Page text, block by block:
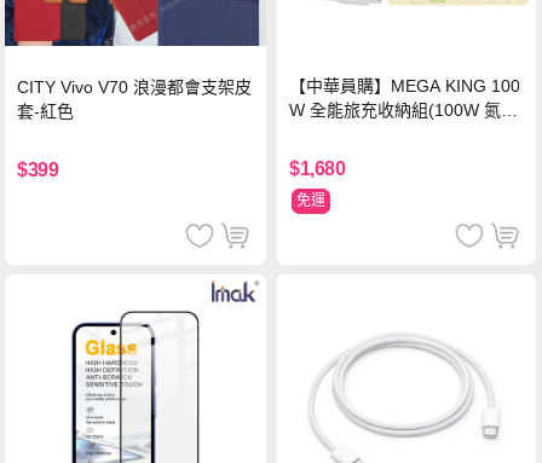
CITY Vivo V70 浪漫都會支架皮
套-紅色
$399
【中華員購】MEGA KING 100
W 全能旅充收納組(100W 氮化
萬國轉接器)
$1,680
免運